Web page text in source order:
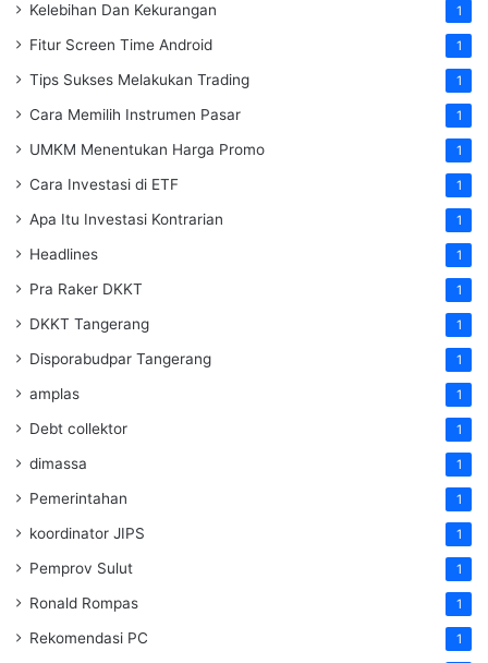
Kelebihan Dan Kekurangan 1
Fitur Screen Time Android 1
Tips Sukses Melakukan Trading 1
Cara Memilih Instrumen Pasar 1
UMKM Menentukan Harga Promo 1
Cara Investasi di ETF 1
Apa Itu Investasi Kontrarian 1
Headlines 1
Pra Raker DKKT 1
DKKT Tangerang 1
Disporabudpar Tangerang 1
amplas 1
Debt collektor 1
dimassa 1
Pemerintahan 1
koordinator JIPS 1
Pemprov Sulut 1
Ronald Rompas 1
Rekomendasi PC 1